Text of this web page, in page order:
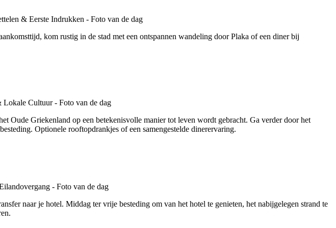
kom rustig in de stad met een ontspannen wandeling door Plaka of een diner bij
Oude Griekenland op een betekenisvolle manier tot leven wordt gebracht. Ga verder door het
Optionele rooftopdrankjes of een samengestelde dinerervaring.
naar je hotel. Middag ter vrije besteding om van het hotel te genieten, het nabijgelegen strand te